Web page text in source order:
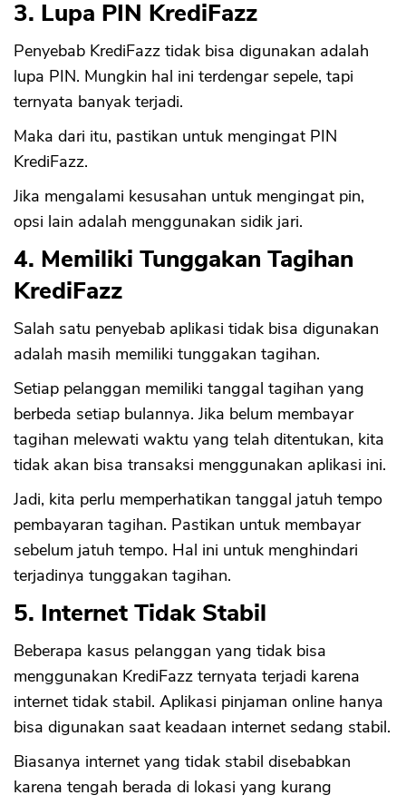
3. Lupa PIN KrediFazz
Penyebab KrediFazz tidak bisa digunakan adalah
lupa PIN. Mungkin hal ini terdengar sepele, tapi
ternyata banyak terjadi.
Maka dari itu, pastikan untuk mengingat PIN
KrediFazz.
Jika mengalami kesusahan untuk mengingat pin,
opsi lain adalah menggunakan sidik jari.
4. Memiliki Tunggakan Tagihan
KrediFazz
Salah satu penyebab aplikasi tidak bisa digunakan
adalah masih memiliki tunggakan tagihan.
Setiap pelanggan memiliki tanggal tagihan yang
berbeda setiap bulannya. Jika belum membayar
tagihan melewati waktu yang telah ditentukan, kita
tidak akan bisa transaksi menggunakan aplikasi ini.
Jadi, kita perlu memperhatikan tanggal jatuh tempo
pembayaran tagihan. Pastikan untuk membayar
sebelum jatuh tempo. Hal ini untuk menghindari
terjadinya tunggakan tagihan.
5. Internet Tidak Stabil
Beberapa kasus pelanggan yang tidak bisa
menggunakan KrediFazz ternyata terjadi karena
internet tidak stabil. Aplikasi pinjaman online hanya
bisa digunakan saat keadaan internet sedang stabil.
Biasanya internet yang tidak stabil disebabkan
karena tengah berada di lokasi yang kurang